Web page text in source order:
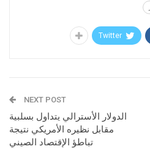
Twitter
NEXT POST
الدولار الأسترالي يتداول بسلبية
مقابل نظيره الأمريكي نتيجة
تباطؤ الإقتصاد الصيني